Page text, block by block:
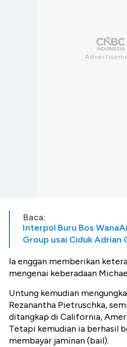
Baca:
Interpol Buru Bos
Group usai Ciduk Adrian
Ia enggan memberikan
mengenai keberadaan
Untung kemudian
Rezanantha Pietruschka,
ditangkap di California,
Tetapi kemudian ia berhasil
membayar jaminan (bail).